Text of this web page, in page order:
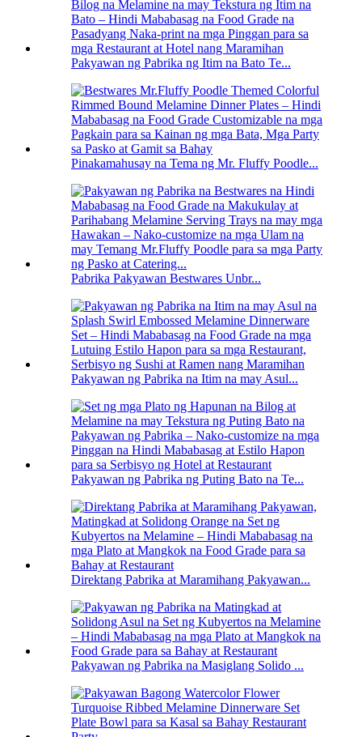
Pakyawan ng Pabrika ng Itim na Bato Te...
Pinakamahusay na Tema ng Mr. Fluffy Poodle...
Pabrika Pakyawan Bestwares Unbr...
Pakyawan ng Pabrika na Itim na may Asul...
Pakyawan ng Pabrika ng Puting Bato na Te...
Direktang Pabrika at Maramihang Pakyawan...
Pakyawan ng Pabrika na Masiglang Solido ...